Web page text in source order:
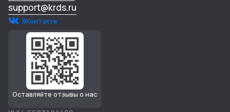
support@krds.ru
ВКонтакте
Оставляйте отзывы о нас